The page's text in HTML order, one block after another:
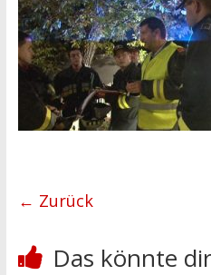
← Zurück
Das könnte